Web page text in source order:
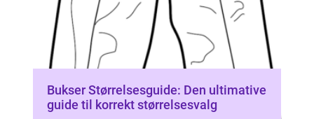
Bukser Størrelsesguide: Den ultimative
guide til korrekt størrelsesvalg